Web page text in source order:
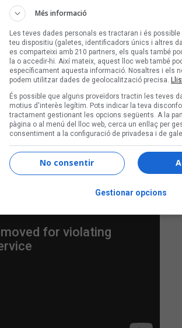
o Grace Jones.
spanglishi que parla de fires, nines
Però enmig de la disbauxa
seva exbaixista Cait O’Riordan, que
Costello, que també havia estat el
poc havia publicat el disc
Més informació
Les teves dades personals es tractaran i és
teu dispositiu (galetes, identificadors únics i altres
es comparteixi amb 210 partners, els quals també
la o accedir-hi. Així mateix, aquest lloc web també
específicament aquesta informació. Nosaltres i els
podem utilitzar dades de geolocalització precisa.
És possible que alguns proveïdors tractin les teves
motius d'interès legítim. Pots indicar la teva
tractament gestionant les opcions següents. A la
pàgina o al menú del lloc web, cerca un enllaç per
consentiment a la configuració de privadesa i de
No consentir
Gestionar opcions